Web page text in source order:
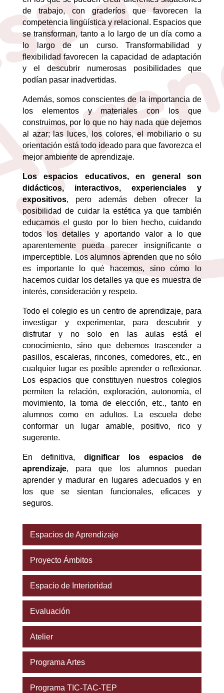
de trabajo, con graderíos que favorecen la
competencia lingüística y relacional. Espacios que
se transforman, tanto a lo largo de un día como a
lo largo de un curso. Transformabilidad y
flexibilidad favorecen la capacidad de adaptación
y el descubrir numerosas posibilidades que
podían pasar inadvertidas.
Además, somos conscientes de la importancia de
los elementos y materiales con los que
construimos, por lo que no hay nada que dejemos
al azar; las luces, los colores, el mobiliario o su
orientación está todo ideado para que favorezca el
mejor ambiente de aprendizaje.
Los espacios educativos, en general son
didácticos, interactivos, experienciales y
expositivos, pero además deben ofrecer la
posibilidad de cuidar la estética ya que también
educamos el gusto por lo bien hecho, cuidando
todos los detalles y aportando valor a lo que
aparentemente pueda parecer insignificante o
imperceptible. Los alumnos aprenden que no sólo
es importante lo qué hacemos, sino cómo lo
hacemos cuidar los detalles ya que es muestra de
interés, consideración y respeto.
Todo el colegio es un centro de aprendizaje, para
investigar y experimentar, para descubrir y
disfrutar y no solo en las aulas está el
conocimiento, sino que debemos trascender a
pasillos, escaleras, rincones, comedores, etc., en
cualquier lugar es posible aprender o reflexionar.
Los espacios que constituyen nuestros colegios
permiten la relación, exploración, autonomía, el
movimiento, la toma de elección, etc., tanto en
alumnos como en adultos. La escuela debe
conformar un lugar amable, positivo, rico y
sugerente.
En definitiva, dignificar los espacios de
aprendizaje, para que los alumnos puedan
aprender y madurar en lugares adecuados y en
los que se sientan funcionales, eficaces y
seguros.
Espacios de Aprendizaje
Proyecto Ámbitos
Espacio de Interioridad
Evaluación
Atelier
Programa Artes
Programa TIC-TAC-TEP